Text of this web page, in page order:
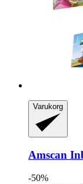
Varukorg
Amscan
-50%